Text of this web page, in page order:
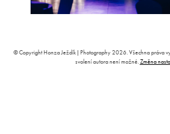
© Copyright Honza Ježdík | Photography 2026. Všechna práva
svolení autora není možné.Změna